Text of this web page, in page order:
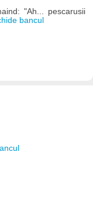
"Ah... pescarusii
bancul